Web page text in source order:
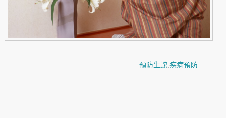
預防生蛇,疾病預防